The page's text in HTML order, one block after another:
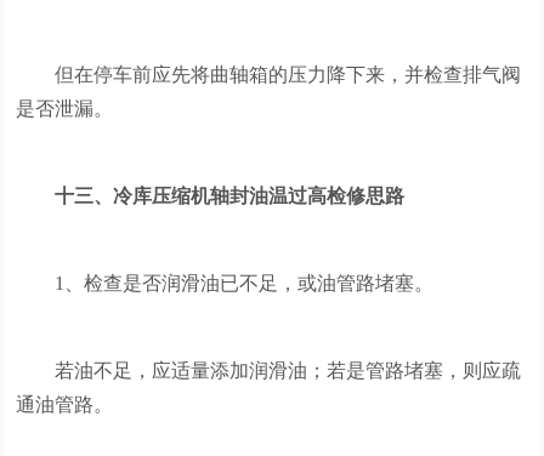
但在停车前应先将曲轴箱的压力降下来，并检查排气阀
是否泄漏。
十三、冷库压缩机轴封油温过高检修思路
1、检查是否润滑油已不足，或油管路堵塞。
若油不足，应适量添加润滑油；若是管路堵塞，则应疏
通油管路。